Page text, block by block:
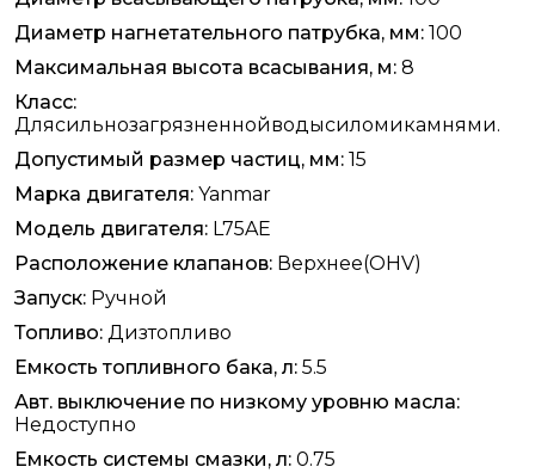
Диаметр нагнетательного патрубка, мм: 100
Максимальная высота всасывания, м: 8
Класс:
Длясильнозагрязненнойводысиломикамнями.
Допустимый размер частиц, мм: 15
Марка двигателя: Yanmar
Модель двигателя: L75AE
Расположение клапанов: Верхнее(OHV)
Запуск: Ручной
Топливо: Дизтопливо
Емкость топливного бака, л: 5.5
Авт. выключение по низкому уровню масла:
Недоступно
Емкость системы смазки, л: 0.75